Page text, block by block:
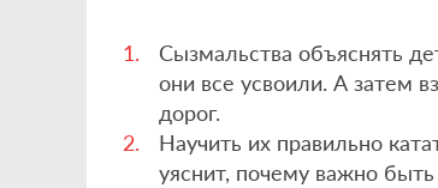
Сызмальства объяснять
они все усвоили. А затем
дорог.
Научить их правильно
уяснит, почему важно